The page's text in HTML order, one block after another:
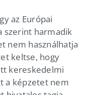
az Európai
szerint harmadik
nem használhatja
keltse, hogy
kereskedelmi
a képzetet nem